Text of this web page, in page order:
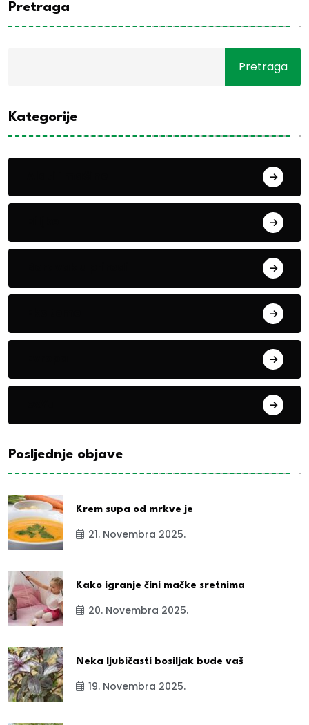
Pretraga
Pretraga
Kategorije
Posljednje objave
Krem supa od mrkve je
21. Novembra 2025.
Kako igranje čini mačke sretnima
20. Novembra 2025.
Neka ljubičasti bosiljak bude vaš
19. Novembra 2025.